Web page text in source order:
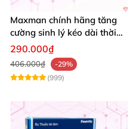
Maxman chính hãng tăng
cường sinh lý kéo dài thời
gian chống xuất tinh sớm
hộp 10 viên
290.000₫
406.000₫
-29%
(999)